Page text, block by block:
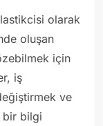
olarak
oluşan
için
iş
ve
bir bilgi